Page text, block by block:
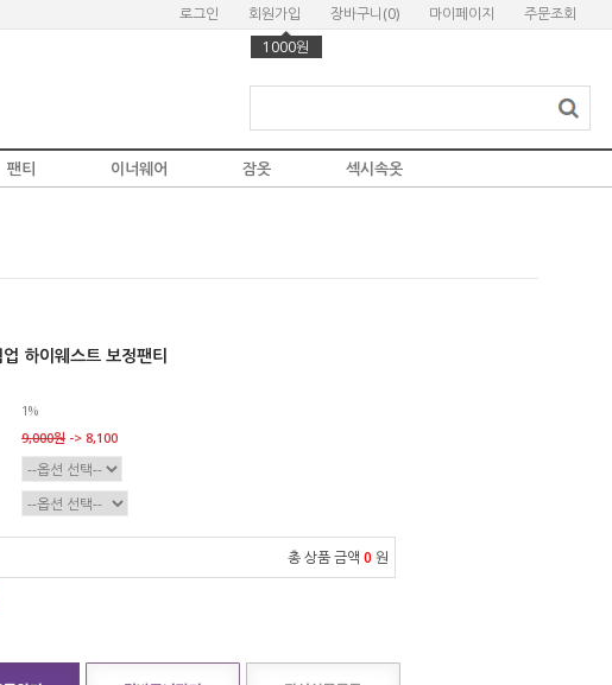
로그인
회원가입
1000원
장바구니(0) 마이페이지 주문조회
팬티 이너웨어 잠옷 섹시속옷
하이웨스트 보정팬티
1%
9,000원 -> 8,100
총 상품 금액 0 원